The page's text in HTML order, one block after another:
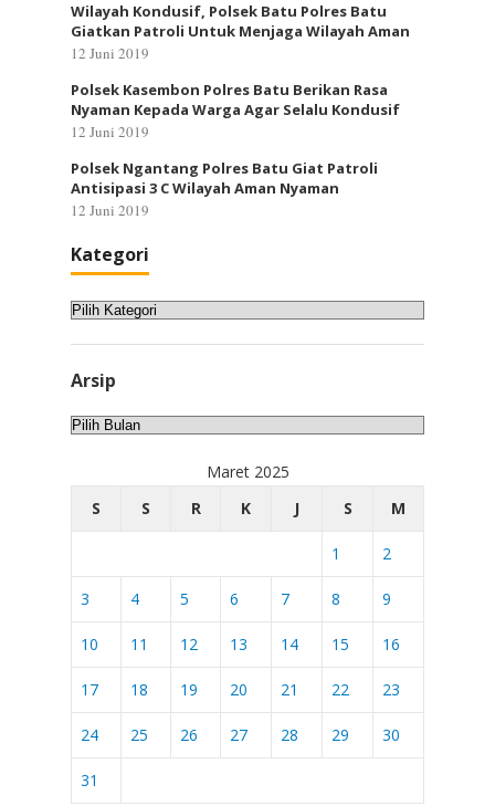
Wilayah Kondusif, Polsek Batu Polres Batu
Giatkan Patroli Untuk Menjaga Wilayah Aman
12 Juni 2019
Polsek Kasembon Polres Batu Berikan Rasa
Nyaman Kepada Warga Agar Selalu Kondusif
12 Juni 2019
Polsek Ngantang Polres Batu Giat Patroli
Antisipasi 3 C Wilayah Aman Nyaman
12 Juni 2019
Kategori
Kategori
Arsip
Arsip
Maret 2025
S
S R K J S M
1 2
3 4 5 6 7 8 9
10 11 12 13 14 15 16
17 18 19 20 21 22 23
24 25 26 27 28 29 30
31